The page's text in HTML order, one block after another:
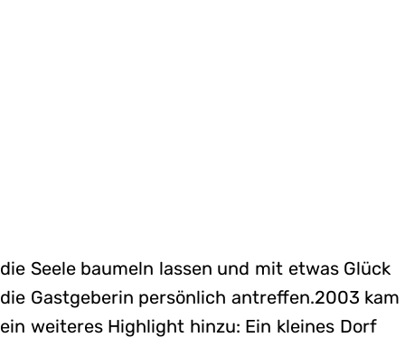
die Seele baumeln lassen und mit etwas Glück
die Gastgeberin persönlich antreffen.2003 kam
ein weiteres Highlight hinzu: Ein kleines Dorf